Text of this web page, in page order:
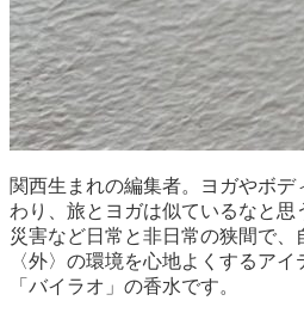
関西生まれの編集者。ヨガやボ
わり、旅とヨガは似ているなと思
災害など日常と非日常の狭間で、
〈外〉の環境を心地よくするアイ
「バイラオ」の香水です。